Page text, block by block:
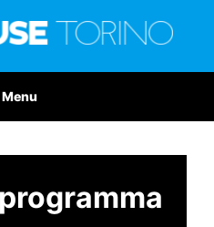
Menu